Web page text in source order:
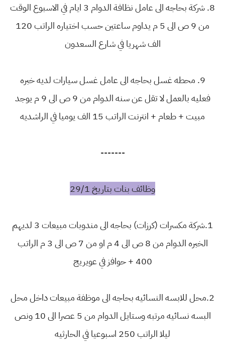
8. شركة بحاجه الى عامل نظافة الدوام 3 ايام في الاسبوع الوقت
من 9 ص الى 5 م يداوم ساعتين حسب اختياره الراتب 120
الف شهريا في شارع السعدون
9. محطه غسل بحاجه الى عامل غسل سيارات لديه خبره
فعليه بالعمل لا تقل عن سنه الدوام من 9 ص الى 9 م يوجد
مبيت + طعام + انترنت الراتب 15 الف يوميا في الراشديه
-------
وظائف بنات بتاريخ 29/1
1.شركة مكسرات (كرزات) بحاجه الى مندوبات مبيعات 3 لديهم
الخبره الدوام من 8 ص الى 4 م او من 7 ص الى 3 م الراتب
400 + حوافز في عويريج
2.محل للابسه النسائيه بحاجه الى موظفة مبيعات داخل محل
البسه نسائيه مرتبه وستايل الدوام من 5 عصرا الى 10 ونص
ليلا الراتب 250 اسبوعيا في الحارثيه